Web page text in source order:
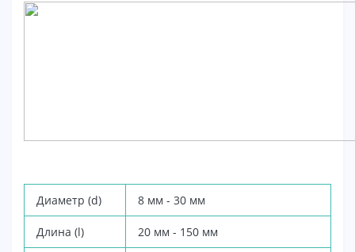
Диаметр (d) 8 мм - 30 мм
Длина (l) 20 мм - 150 мм